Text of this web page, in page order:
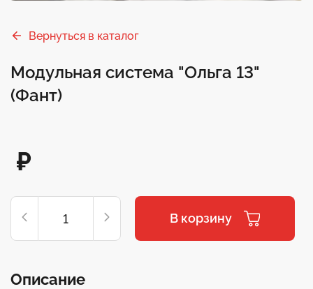
Вернуться в каталог
Модульная система "Ольга 13"
(Фант)
₽
В корзину
Описание